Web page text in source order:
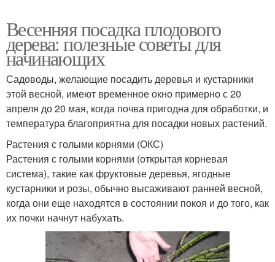
Весенняя посадка плодового
дерева: полезные советы для
начинающих
Садоводы, желающие посадить деревья и кустарники
этой весной, имеют временное окно примерно с 20
апреля до 20 мая, когда почва пригодна для обработки, и
температура благоприятна для посадки новых растений.
Растения с голыми корнями (ОКС)
Растения с голыми корнями (открытая корневая
система), такие как фруктовые деревья, ягодные
кустарники и розы, обычно высаживают ранней весной,
когда они еще находятся в состоянии покоя и до того, как
их почки начнут набухать.